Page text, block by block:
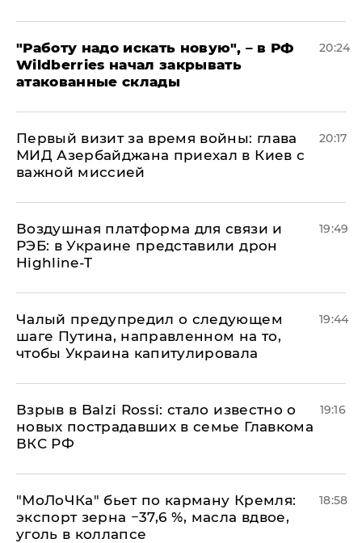
"Работу надо искать новую", – в РФ
Wildberries начал закрывать
атакованные склады
20:24
Первый визит за время войны: глава
МИД Азербайджана приехал в Киев с
важной миссией
20:17
Воздушная платформа для связи и
РЭБ: в Украине представили дрон
Highline-T
19:49
Чалый предупредил о следующем
шаге Путина, направленном на то,
чтобы Украина капитулировала
19:44
Взрыв в Balzi Rossi: стало известно о
новых пострадавших в семье Главкома
ВКС РФ
19:16
​"МоЛоЧКа" бьет по карману Кремля:
экспорт зерна −37,6 %, масла вдвое,
уголь в коллапсе
18:58